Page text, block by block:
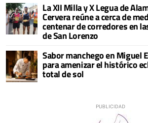
La XII Milla y X Legua de
Cervera reúne a cerca de
centenar de corredores en
de San Lorenzo
Sabor manchego en Miguel
para amenizar el histórico
total de sol